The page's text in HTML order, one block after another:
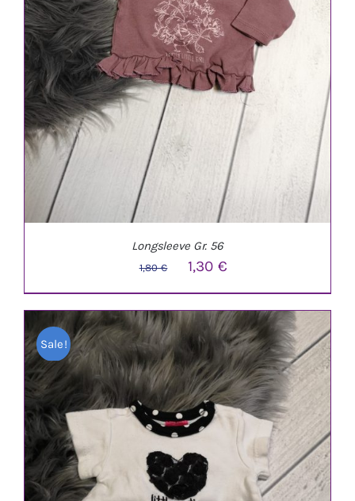
IN DEN WARENKORB /
Longsleeve Gr. 56
1,80€
Ursprünglicher
Preis
war:
1,80 €
1,30€
Preis
ist:
1,30 €.
Sale!